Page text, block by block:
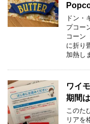
ドン・
プコー
コーン
に折り
加熱し
ワイ
期間
このた
リアを